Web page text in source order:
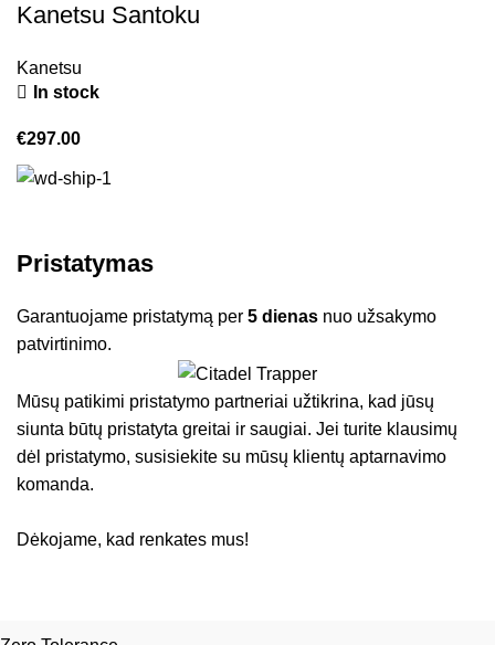
Kanetsu Santoku
Kanetsu
In stock
€297.00
Pristatymas
Garantuojame pristatymą per5 dienas nuo užsakymo
patvirtinimo.
Mūsų patikimi pristatymo partneriai užtikrina, kad jūsų
siunta būtų pristatyta greitai ir saugiai. Jei turite klausimų
dėl pristatymo, susisiekite su mūsų klientų aptarnavimo
komanda.
Dėkojame, kad renkates mus!